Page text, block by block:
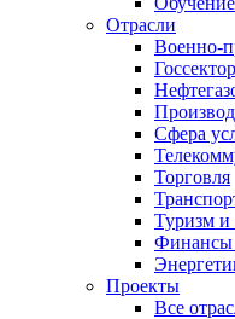
Отрасли
Военно-
Госсектор
Сфера
Торговля
Туризм и
Финансы
Проекты
Все